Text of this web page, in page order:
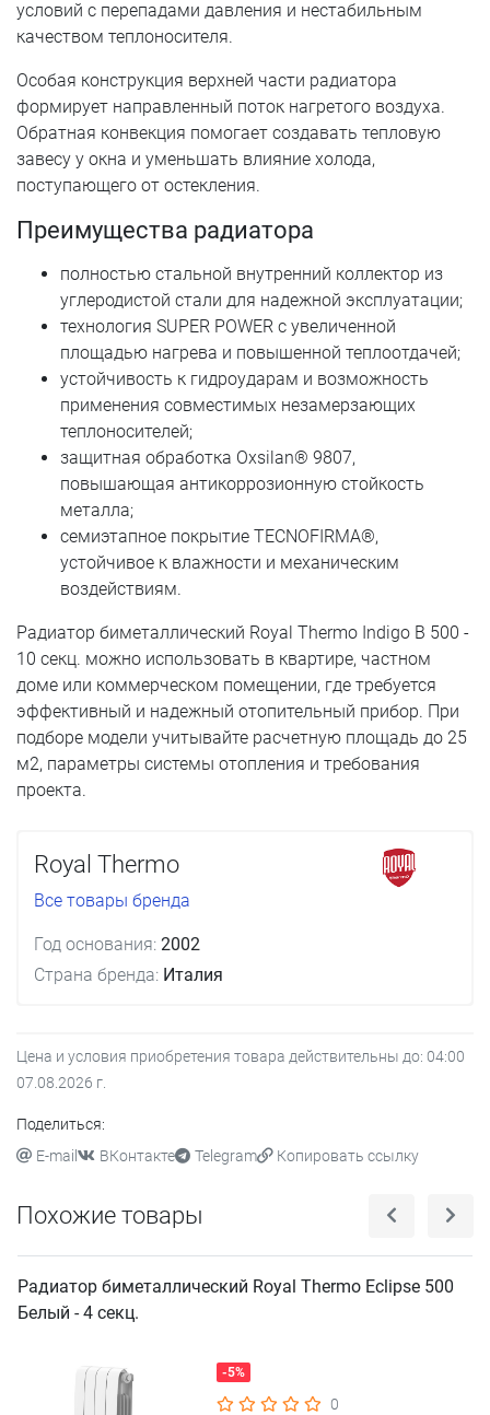
условий с перепадами давления и нестабильным
качеством теплоносителя.
Особая конструкция верхней части радиатора
формирует направленный поток нагретого воздуха.
Обратная конвекция помогает создавать тепловую
завесу у окна и уменьшать влияние холода,
поступающего от остекления.
Преимущества радиатора
полностью стальной внутренний коллектор из
углеродистой стали для надежной эксплуатации;
технология SUPER POWER с увеличенной
площадью нагрева и повышенной теплоотдачей;
устойчивость к гидроударам и возможность
применения совместимых незамерзающих
теплоносителей;
защитная обработка Oxsilan® 9807,
повышающая антикоррозионную стойкость
металла;
семиэтапное покрытие TECNOFIRMA®,
устойчивое к влажности и механическим
воздействиям.
Радиатор биметаллический Royal Thermo Indigo B 500 -
10 секц. можно использовать в квартире, частном
доме или коммерческом помещении, где требуется
эффективный и надежный отопительный прибор. При
подборе модели учитывайте расчетную площадь до 25
м2, параметры системы отопления и требования
проекта.
Royal Thermo
Все товары бренда
Год основания: 2002
Страна бренда: Италия
Цена и условия приобретения товара действительны до: 04:00
07.08.2026 г.
Поделиться:
E-mail
ВКонтакте Telegram Копировать ссылку
Похожие товары
Радиатор биметаллический Royal Thermo Eclipse 500
Белый - 4 секц.
-5%
0